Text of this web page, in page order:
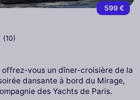
599 €
(10)
offrez-vous un dîner-croisière de la
dansante à bord du Mirage,
des Yachts de Paris.